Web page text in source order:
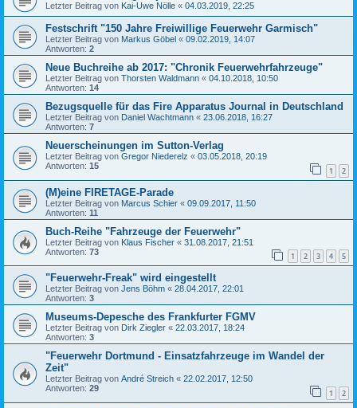
Letzter Beitrag von Kai-Uwe Nölle « 04.03.2019, 22:25
Festschrift "150 Jahre Freiwillige Feuerwehr Garmisch"
Letzter Beitrag von Markus Göbel « 09.02.2019, 14:07
Antworten: 2
Neue Buchreihe ab 2017: "Chronik Feuerwehrfahrzeuge"
Letzter Beitrag von Thorsten Waldmann « 04.10.2018, 10:50
Antworten: 14
Bezugsquelle für das Fire Apparatus Journal in Deutschland
Letzter Beitrag von Daniel Wachtmann « 23.06.2018, 16:27
Antworten: 7
Neuerscheinungen im Sutton-Verlag
Letzter Beitrag von Gregor Niederelz « 03.05.2018, 20:19
Antworten: 15 1 2
(M)eine FIRETAGE-Parade
Letzter Beitrag von Marcus Schier « 09.09.2017, 11:50
Antworten: 11
Buch-Reihe "Fahrzeuge der Feuerwehr"
Letzter Beitrag von Klaus Fischer « 31.08.2017, 21:51
Antworten: 73 1 2 3 4 5
"Feuerwehr-Freak" wird eingestellt
Letzter Beitrag von Jens Böhm « 28.04.2017, 22:01
Antworten: 3
Museums-Depesche des Frankfurter FGMV
Letzter Beitrag von Dirk Ziegler « 22.03.2017, 18:24
Antworten: 3
"Feuerwehr Dortmund - Einsatzfahrzeuge im Wandel der
Zeit"
Letzter Beitrag von André Streich « 22.02.2017, 12:50
Antworten: 29 1 2